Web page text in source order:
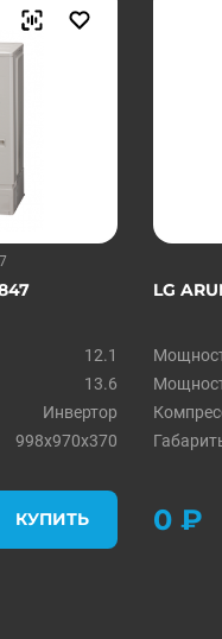
12.1
13.6
Инвертор
998х970х370
КУПИТЬ
LG
0 ₽